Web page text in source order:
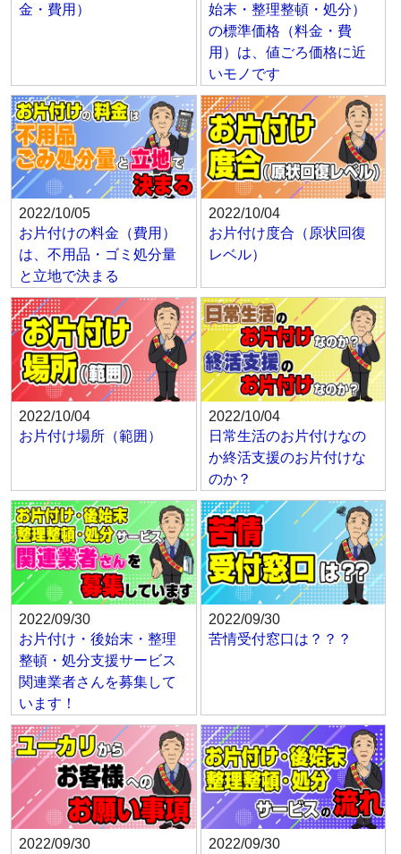
金・費用）
始末・整理整頓・処分）
の標準価格（料金・費
用）は、値ごろ価格に近
いモノです
2022/10/05
お片付けの料金（費用）
は、不用品・ゴミ処分量
と立地で決まる
2022/10/04
お片付け度合（原状回復
レベル）
2022/10/04
お片付け場所（範囲）
2022/10/04
日常生活のお片付けなの
か終活支援のお片付けな
のか？
2022/09/30
お片付け・後始末・整理
整頓・処分支援サービス
関連業者さんを募集して
います！
2022/09/30
苦情受付窓口は？？？
2022/09/30 2022/09/30